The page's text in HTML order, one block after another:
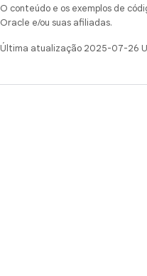
O conteúdo e os exemplos de
Oracle e/ou suas afiliadas.
Última atualização 2025-07-26